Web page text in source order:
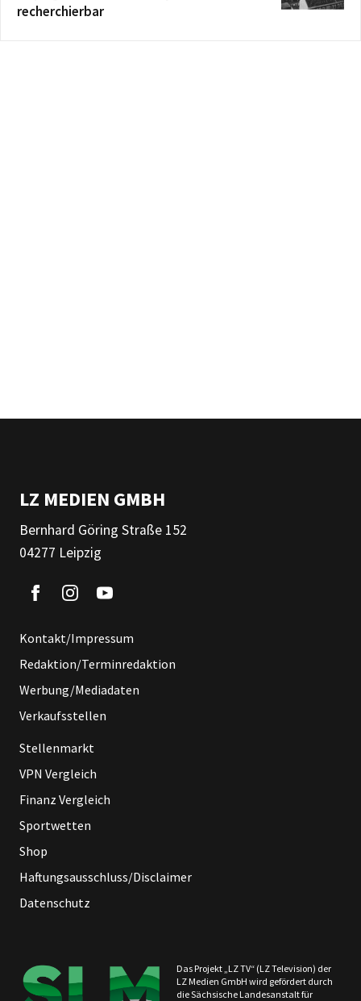
recherchierbar
LZ MEDIEN GMBH
Bernhard Göring Straße 152
04277 Leipzig
Kontakt/Impressum
Redaktion/Terminredaktion
Werbung/Mediadaten
Verkaufsstellen
Stellenmarkt
VPN Vergleich
Finanz Vergleich
Sportwetten
Shop
Haftungsausschluss/Disclaimer
Datenschutz
Das Projekt „LZ TV“ (LZ Television) der
LZ Medien GmbH wird gefördert durch
die Sächsische Landesanstalt für